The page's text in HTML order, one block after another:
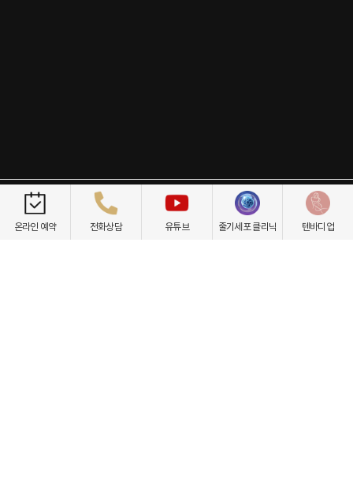
개인정보취급방침 이용약관 환자권리장전 비급여항목
온라인 예약 전화상담 유튜브 줄기세포 클리닉 텐바디업